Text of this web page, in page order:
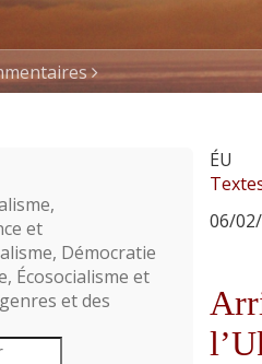
ÉU
06/
et
Démocratie
Écosocialisme et
et des